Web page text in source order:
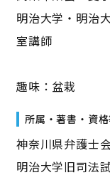
明治大学・明治
室講師
趣味：盆栽
所属・著書・資
神奈川県弁護士
明治大学旧司法